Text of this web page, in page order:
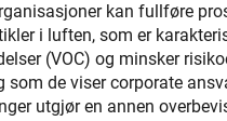
kan fullføre
i luften, som er
(VOC) og minsker
de viser corporate
utgjør en annen